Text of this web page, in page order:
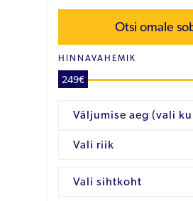
Otsi omale
HINNAVAHEMIK
249€
Väljumise aeg (vali
Vali riik
Vali sihtkoht